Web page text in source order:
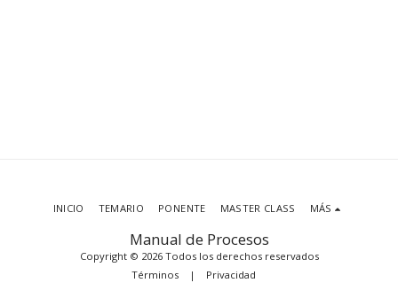
Manual de Procesos
Copyright © 2026 Todos los derechos reservados
Términos | Privacidad
INICIO TEMARIO PONENTE MASTER CLASS MÁS